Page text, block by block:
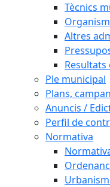
Tècnics
Altres
Resultats
Ple municipal
Plans,
Anuncis /
Perfil de
Normativa